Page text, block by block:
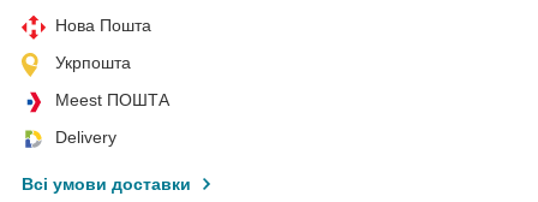
Нова Пошта
Укрпошта
Meest ПОШТА
Delivery
Всі умови доставки